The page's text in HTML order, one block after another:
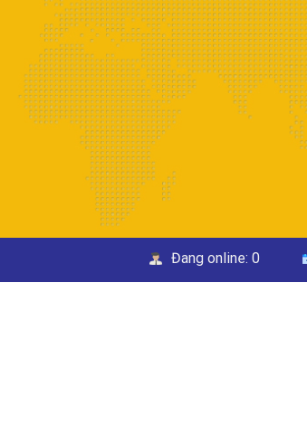
Đang online: 0